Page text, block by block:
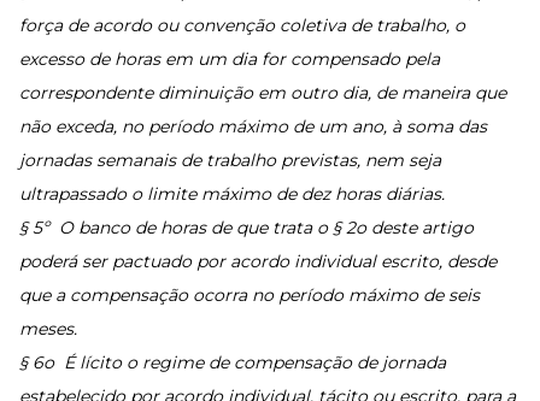
força de acordo ou convenção coletiva de trabalho, o
excesso de horas em um dia for compensado pela
correspondente diminuição em outro dia, de maneira que
não exceda, no período máximo de um ano, à soma das
jornadas semanais de trabalho previstas, nem seja
ultrapassado o limite máximo de dez horas diárias.
§ 5º O banco de horas de que trata o § 2o deste artigo
poderá ser pactuado por acordo individual escrito, desde
que a compensação ocorra no período máximo de seis
meses.
§ 6o É lícito o regime de compensação de jornada
estabelecido por acordo individual, tácito ou escrito, para a